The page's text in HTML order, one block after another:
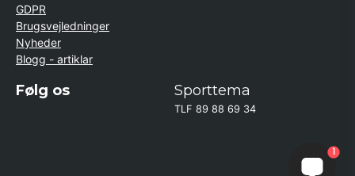
GDPR
Brugsvejledninger
Nyheder
Blogg - artiklar
Følg os Sporttema
TLF 89 88 69 34
1